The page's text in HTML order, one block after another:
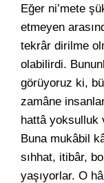
Eğer ni’mete
etmeyen
tekrâr dirilme
olabilirdi.
görüyoruz ki,
zamâne
hattâ yoksulluk
Buna mukâbil
sıhhat, itibâr,
yaşıyorlar. O